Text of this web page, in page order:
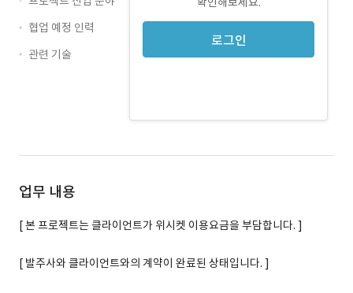
로그인
협업 예정 인력
관련 기술
JavaScript · 경력 무관
업무 내용
[ 본 프로젝트는 클라이언트가 위시켓 이용요금을 부담합니다. ]
[ 발주사와 클라이언트와의 계약이 완료된 상태입니다. ]